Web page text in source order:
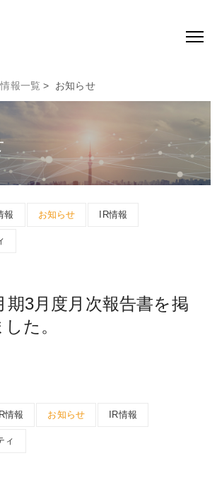
報一覧 > お知らせ
報 お知らせ IR情報
期3月度月次報告書を掲
た。
情報 お知らせ IR情報
ィ